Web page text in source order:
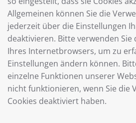
Allgemeinen können Sie die
jederzeit über die Einstellungen
deaktivieren. Bitte verwenden
Ihres Internetbrowsers, um zu
Einstellungen ändern können.
einzelne Funktionen unserer
nicht funktionieren, wenn Sie die
Cookies deaktiviert haben.